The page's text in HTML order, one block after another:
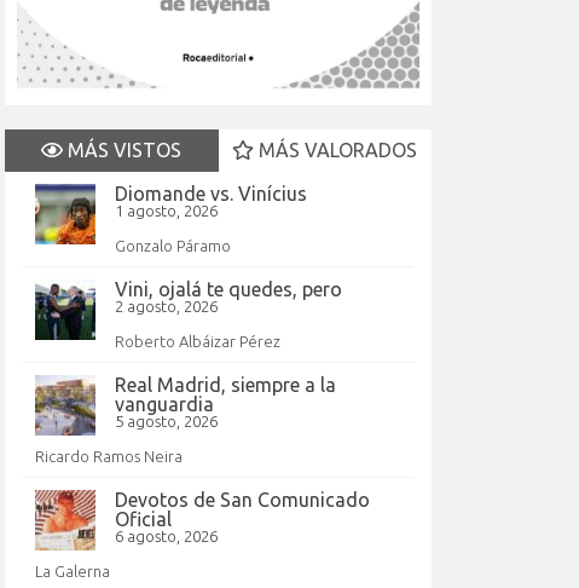
MÁS VISTOS
MÁS VALORADOS
Diomande vs. Vinícius
1 agosto, 2026
Gonzalo Páramo
Vini, ojalá te quedes, pero
2 agosto, 2026
Roberto Albáizar Pérez
Real Madrid, siempre a la
vanguardia
5 agosto, 2026
Ricardo Ramos Neira
Devotos de San Comunicado
Oficial
6 agosto, 2026
La Galerna